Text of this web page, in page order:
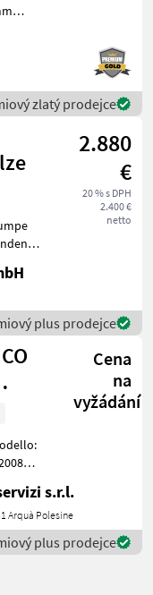
zlatý prodejce
2.880
€
20 % s DPH
2.400 €
netto
plus prodejce
Cena
na
vyžádání
s.r.l.
Arquà Polesine
plus prodejce